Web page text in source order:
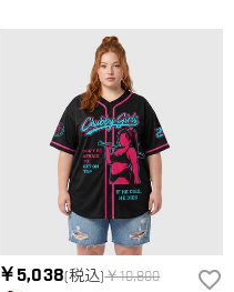
￥5,038(税込)￥10,800